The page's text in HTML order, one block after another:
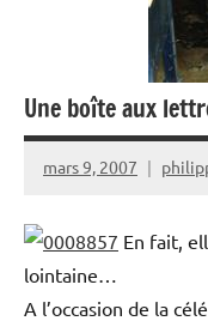
Une boîte aux
mars 9, 2007
En fait,
lointaine…
A l’occasion de la